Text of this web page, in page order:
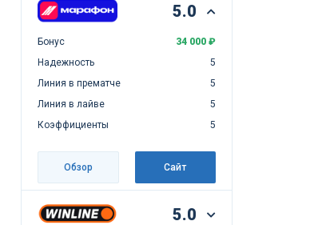
5.0
Бонус
34 000 ₽
Надежность
5
Линия в прематче
5
Линия в лайве
5
Коэффициенты
5
Обзор Сайт
5.0